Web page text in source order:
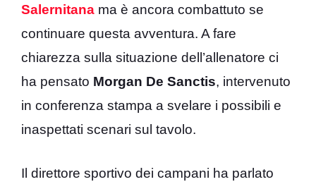
Salernitana ma è ancora combattuto se
continuare questa avventura. A fare
chiarezza sulla situazione dell’allenatore ci
ha pensato Morgan De Sanctis, intervenuto
in conferenza stampa a svelare i possibili e
inaspettati scenari sul tavolo.
Il direttore sportivo dei campani ha parlato